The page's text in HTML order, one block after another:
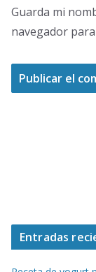
Guarda mi
navegador
Entradas